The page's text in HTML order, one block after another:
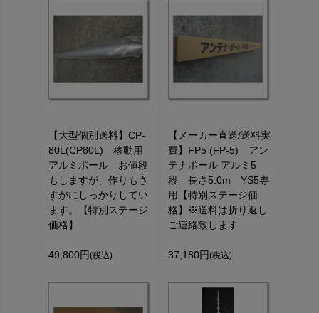
【大型個別送料】CP-
80L(CP80L) 移動用
アルミポール お値段
もしますが、作りもさ
すがにしっかりしてい
ます。【特別ステージ
価格】
49,800円 (税込)
【メーカー直送/送料実
費】FP5 (FP-5) アン
テナポール アルミ5
段 長さ5.0m YS5専
用【特別ステージ価
格】※送料は折り返し
ご連絡致します
37,180円 (税込)